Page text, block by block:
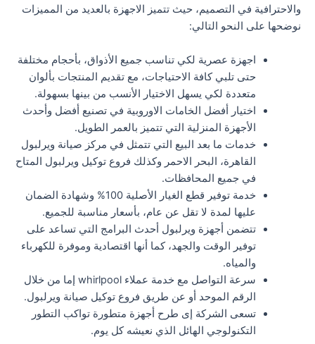
والاحترافية في التصميم، حيث تتميز الاجهزة بالعديد من المميزات
نوضحها على النحو التالي:
اجهزة عصرية لكي تناسب جميع الأذواق، بأحجام مختلفة
حتى تلبي كافة الاحتياجات، مع تقديم المنتجات بألوان
متعددة لكي يسهل الاختيار الأنسب من بينها بسهولة.
اختيار أفضل الخامات الاوروبية في تصنيع أفضل وأحدث
الأجهزة المنزلية التي تتميز بالعمر الطويل.
خدمات ما بعد البيع التي تتمثل في مركز صيانة ويرلبول
القاهرة، البحر الاحمر وكذلك فروع توكيل ويرلبول المتاح
في جميع المحافظات.
خدمة توفير قطع الغيار الأصلية 100% وشهادة الضمان
عليها لمدة لا تقل عن عام، بأسعار مناسبة للجميع.
تتضمن أجهزة ويرلبول أحدث البرامج التي تساعد على
توفير الوقت والجهد، كما أنها اقتصادية وموفرة للكهرباء
والمياه.
سرعة التواصل مع خدمة عملاء whirlpool إما من خلال
الرقم الموحد أو عن طريق فروع توكيل صيانة ويرلبول.
تسعى الشركة إى طرح أجهزة متطورة تواكب التطور
التكنولوجي الهائل الذي نعيشه كل يوم.